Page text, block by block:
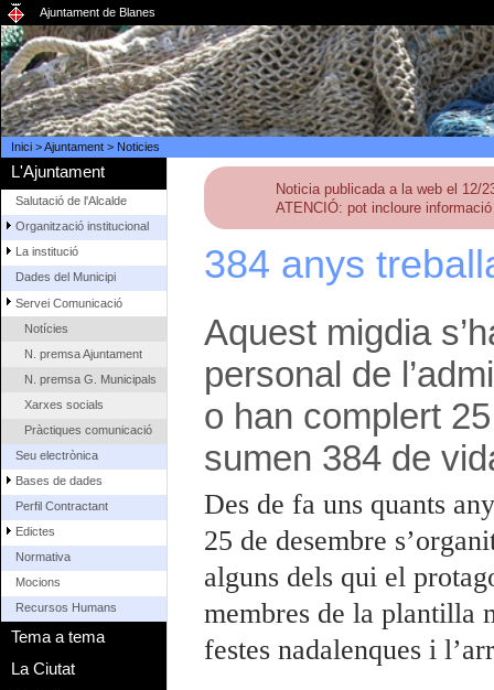
Ajuntament de Blanes
Inici>Ajuntament> Noticies
L'Ajuntament
Salutació de l'Alcalde
Organització institucional
La institució
Dades del Municipi
Servei Comunicació
Notícies
N. premsa Ajuntament
N. premsa G. Municipals
Xarxes socials
Pràctiques comunicació
Seu electrònica
Bases de dades
Perfil Contractant
Edictes
Normativa
Mocions
Recursos Humans
Tema a tema
La Ciutat
Noticia publicada a la web el 12/
ATENCIÓ: pot incloure
384 anys
Aquest migdia
personal de
o han complert
sumen 384 de
Des de fa uns quants
25 de desembre
alguns dels qui el
membres de la plantilla
festes nadalenques i